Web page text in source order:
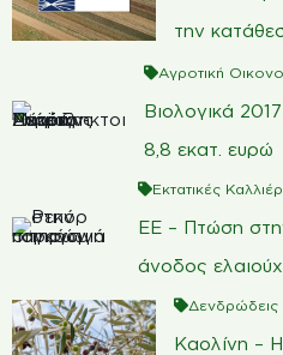
την
Αγροτική
Βιολογικά
8,8 εκατ. ευρώ
Εκτατικές
ΕΕ – Πτώση
άνοδος
Δενδρώδεις
Καολίνη –